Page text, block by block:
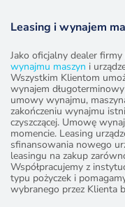
Leasing i wynajem
Jako oficjalny dealer
wynajmu maszyn i
Wszystkim Klientom
wynajem
umowy wynajmu,
zakończeniu wynajmu
czyszczącej. Umowę
momencie. Leasing
sfinansowania nowego
leasingu na zakup
Współpracujemy z
typu pożyczek i
wybranego przez Klienta